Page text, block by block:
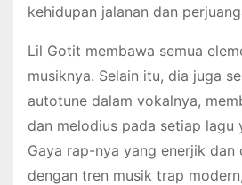
kehidupan jalanan dan
Lil Gotit membawa semua
musiknya. Selain itu, dia juga
autotune dalam vokalnya,
dan melodius pada setiap lagu
Gaya rap-nya yang enerjik
dengan tren musik trap